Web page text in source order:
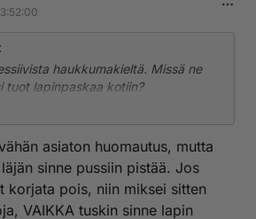
haukkumakieltä. Missä ne
tuot lapinpaskaa kotiin?
temppuja, mutta S-T ei...
asiaton huomautus, mutta
sinne pussiin pistää. Jos
korjata pois, niin miksei sitten
VAIKKA tuskin sinne lapin